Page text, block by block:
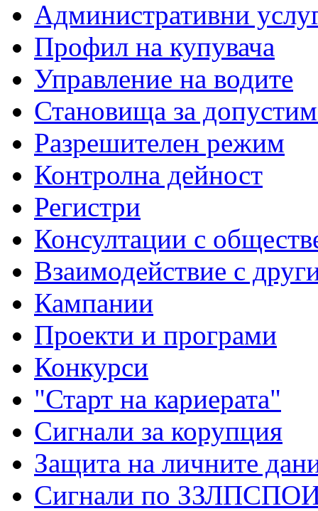
Административни
Профил на купувача
Управление на водите
Становища за
Разрешителен режим
Контролна дейност
Регистри
Консултации с
Взаимодействие с
Кампании
Проекти и програми
Конкурси
"Старт на кариерата"
Сигнали за корупция
Защита на личните
Сигнали по